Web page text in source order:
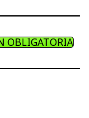
OBLIGATORIA